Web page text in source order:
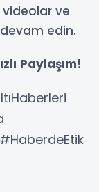
ve
edin.
Paylaşım!